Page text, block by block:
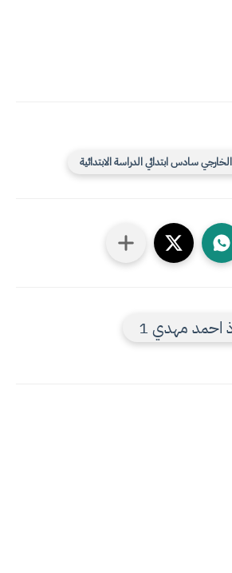
سادس ابتدائي الدراسة الابتدائية
احمد مهدي 1